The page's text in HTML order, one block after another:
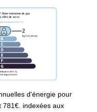
d'énergie pour
781€. indexées aux